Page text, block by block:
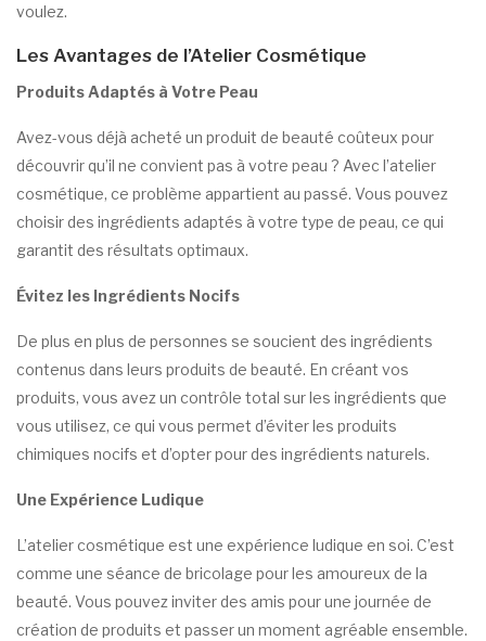
voulez.
Les Avantages de l’Atelier Cosmétique
Produits Adaptés à Votre Peau
Avez-vous déjà acheté un produit de beauté coûteux pour
découvrir qu’il ne convient pas à votre peau ? Avec l’atelier
cosmétique, ce problème appartient au passé. Vous pouvez
choisir des ingrédients adaptés à votre type de peau, ce qui
garantit des résultats optimaux.
Évitez les Ingrédients Nocifs
De plus en plus de personnes se soucient des ingrédients
contenus dans leurs produits de beauté. En créant vos
produits, vous avez un contrôle total sur les ingrédients que
vous utilisez, ce qui vous permet d’éviter les produits
chimiques nocifs et d’opter pour des ingrédients naturels.
Une Expérience Ludique
L’atelier cosmétique est une expérience ludique en soi. C’est
comme une séance de bricolage pour les amoureux de la
beauté. Vous pouvez inviter des amis pour une journée de
création de produits et passer un moment agréable ensemble.